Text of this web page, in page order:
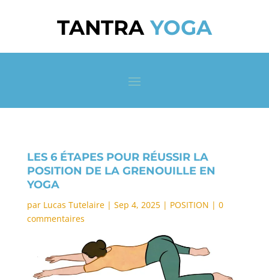
TANTRAYOGA
LES 6 ÉTAPES POUR RÉUSSIR LA
POSITION DE LA GRENOUILLE EN
YOGA
par Lucas Tutelaire| Sep 4, 2025| POSITION | 0
commentaires